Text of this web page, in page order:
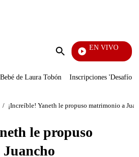
Enviar
EN VIVO
Bebé de Laura Tobón Inscripciones 'Desafío'
/ ¡Increíble! Yaneth le propuso matrimonio a
le propuso